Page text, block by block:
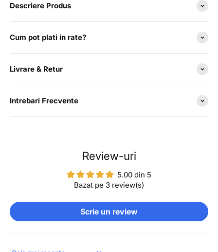
Descriere Produs
Cum pot plati in rate?
Livrare & Retur
Intrebari Frecvente
Review-uri
5.00 din 5
Bazat pe 3 review(s)
Scrie un review